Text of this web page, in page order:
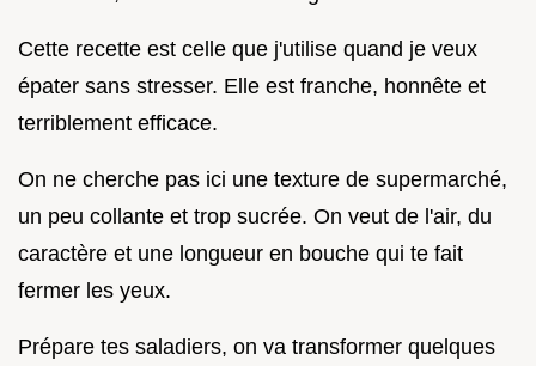
Cette recette est celle que j'utilise quand je veux
épater sans stresser. Elle est franche, honnête et
terriblement efficace.
On ne cherche pas ici une texture de supermarché,
un peu collante et trop sucrée. On veut de l'air, du
caractère et une longueur en bouche qui te fait
fermer les yeux.
Prépare tes saladiers, on va transformer quelques